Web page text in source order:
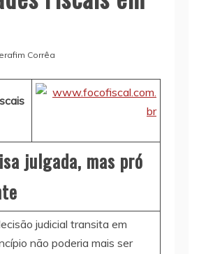
Corrêa
julgada, mas pró
judicial transita em
não poderia mais ser